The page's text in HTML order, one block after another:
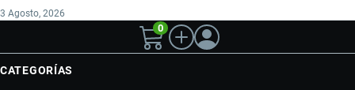
3 Agosto, 2026
0
CATEGORÍAS